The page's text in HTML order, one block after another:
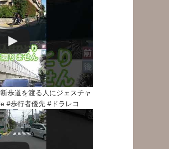
歩道を渡る人にジェスチャ
#歩行者優先 #ドラレコ